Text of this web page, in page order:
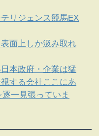
リジェンス競馬EX
面上しか汲み取れ
本政府・企業は猛
する会社ここにあ
一見張っていま